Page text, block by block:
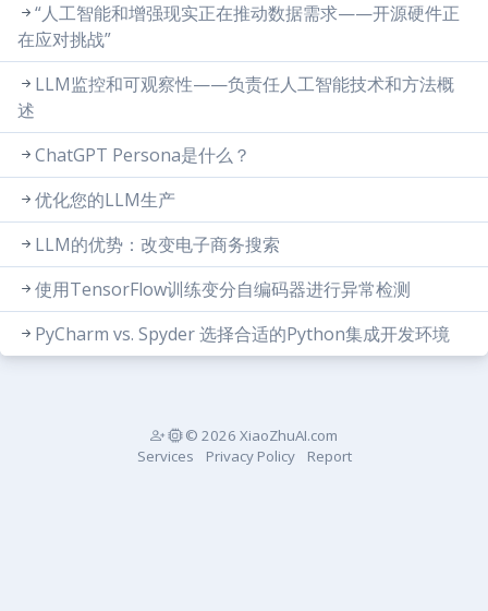
“人工智能和增强现实正在推动数据需求——开源硬件正
在应对挑战”
LLM监控和可观察性——负责任人工智能技术和方法概
述
ChatGPT Persona是什么？
优化您的LLM生产
LLM的优势：改变电子商务搜索
使用TensorFlow训练变分自编码器进行异常检测
PyCharm vs. Spyder 选择合适的Python集成开发环境
© 2026 XiaoZhuAI.com
Services
Privacy Policy Report